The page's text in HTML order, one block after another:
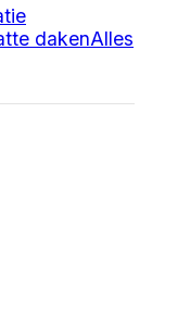
dakenAlles